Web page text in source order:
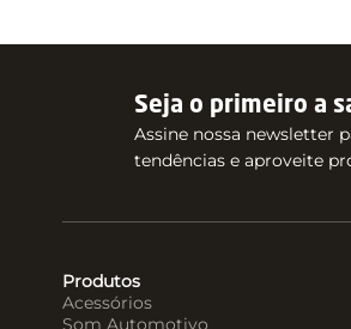
Seja o primeiro a
Assine nossa newsletter
tendências e aproveite
Produtos
Acessórios
Som Automotivo